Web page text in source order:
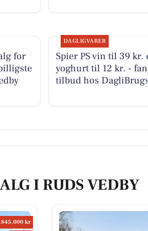
for
DAGLIGVARER
Spier PS vin til 39 kr.
yoghurt til 12 kr. -
tilbud hos
I RUDS VEDBY
kr